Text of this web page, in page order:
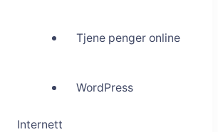
Tjene penger online
WordPress
Internett